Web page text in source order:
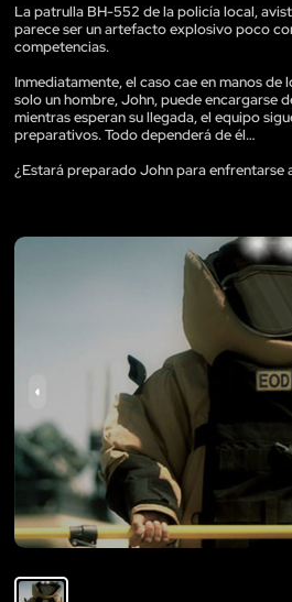
La patrulla BH-552 de la policía local,
parece ser un artefacto explosivo poco
competencias.
Inmediatamente, el caso cae en manos de
solo un hombre, John, puede encargarse
mientras esperan su llegada, el equipo
preparativos. Todo dependerá de él…
¿Estará preparado John para enfrentarse